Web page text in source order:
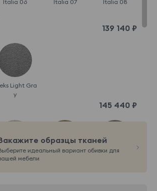
Italia 06 Italia 07 Italia 08
139 140 ₽
Light Gra
y
145 440 ₽
002
образцы тканей
идеальный вариант обивки для
мебели